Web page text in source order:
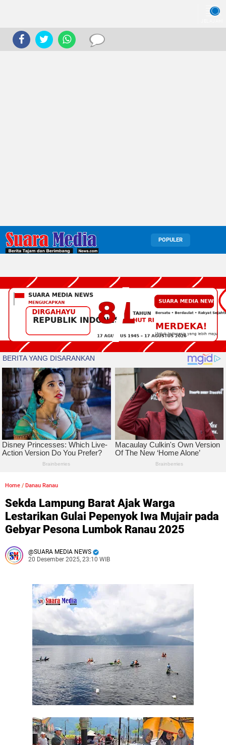
POPULER
Home / Danau Ranau
Sekda Lampung Barat Ajak Warga
Lestarikan Gulai Pepenyok Iwa Mujair pada
Gebyar Pesona Lumbok Ranau 2025
SUARA MEDIA NEWS
20 Desember 2025, 23:10 WIB